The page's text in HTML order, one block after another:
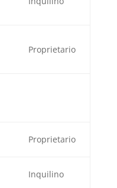
Proprietario
Proprietario
Inquilino